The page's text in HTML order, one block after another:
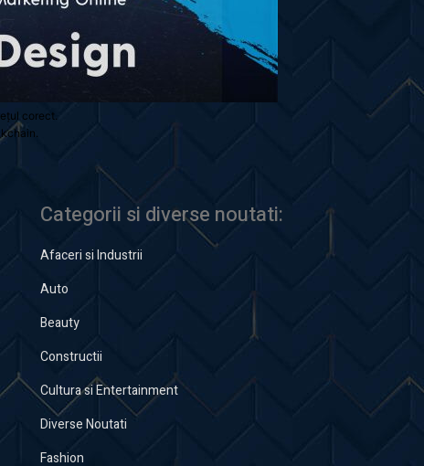
corect.
Categorii si diverse noutati:
Afaceri si Industrii
Auto
Beauty
Constructii
Cultura si Entertainment
Diverse Noutati
Fashion